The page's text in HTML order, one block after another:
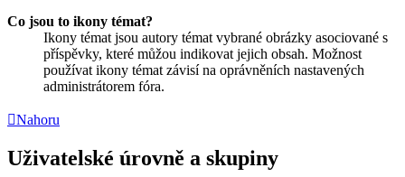
Co jsou to ikony témat?
Ikony témat jsou autory témat vybrané obrázky asociované s
příspěvky, které můžou indikovat jejich obsah. Možnost
používat ikony témat závisí na oprávněních nastavených
administrátorem fóra.
Nahoru
Uživatelské úrovně a skupiny